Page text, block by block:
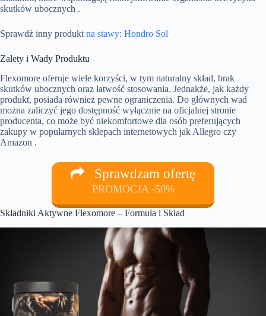
skutków ubocznych .
Sprawdź inny produkt na stawy: Hondro Sol
Zalety i Wady Produktu
Flexomore oferuje wiele korzyści, w tym naturalny skład, brak
skutków ubocznych oraz łatwość stosowania. Jednakże, jak każdy
produkt, posiada również pewne ograniczenia. Do głównych wad
można zaliczyć jego dostępność wyłącznie na oficjalnej stronie
producenta, co może być niekomfortowe dla osób preferujących
zakupy w popularnych sklepach internetowych jak Allegro czy
Amazon .
Sprawdzam ofertę
PROMOCJA -50%
Składniki Aktywne Flexomore – Formuła i Skład